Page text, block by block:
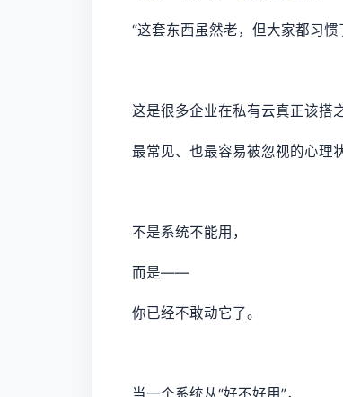
“这套东西虽然老，但大家都习惯
这是很多企业在私有云真正该搭
最常见、也最容易被忽视的心理
不是系统不能用，
而是——
你已经不敢动它了。